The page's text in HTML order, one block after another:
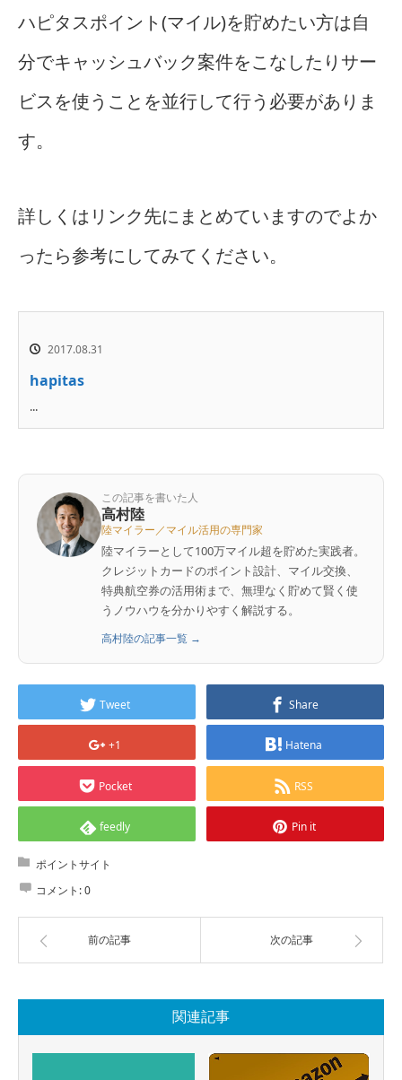
ハピタスポイント(マイル)を貯めたい方は自
分でキャッシュバック案件をこなしたりサー
ビスを使うことを並行して行う必要がありま
す。
詳しくはリンク先にまとめていますのでよか
ったら参考にしてみてください。
2017.08.31
hapitas
...
この記事を書いた人
高村陸
陸マイラー／マイル活用の専門家
陸マイラーとして100万マイル超を貯めた実践者。
クレジットカードのポイント設計、マイル交換、
特典航空券の活用術まで、無理なく貯めて賢く使
うノウハウを分かりやすく解説する。
高村陸の記事一覧 →
Tweet Share
+1 Hatena
Pocket RSS
feedly Pin it
ポイントサイト
コメント:0
前の記事 次の記事
関連記事